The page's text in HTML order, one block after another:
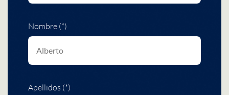
Nombre (*)
Apellidos (*)